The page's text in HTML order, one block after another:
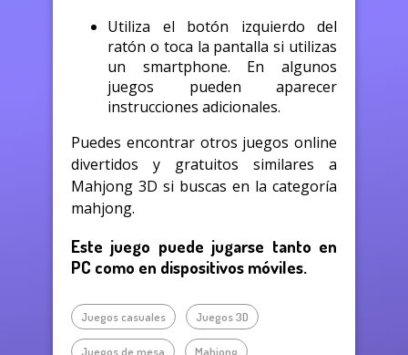
Utiliza el botón izquierdo del
ratón o toca la pantalla si utilizas
un smartphone. En algunos
juegos pueden aparecer
instrucciones adicionales.
Puedes encontrar otros juegos online
divertidos y gratuitos similares a
Mahjong 3D si buscas en la categoría
mahjong.
Este juego puede jugarse tanto en
PC como en dispositivos móviles.
Juegos casuales Juegos 3D
Juegos de mesa Mahjong